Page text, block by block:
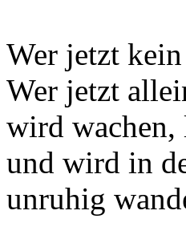
Wer jetzt
Wer jetzt
wird wachen,
und wird in
unruhig